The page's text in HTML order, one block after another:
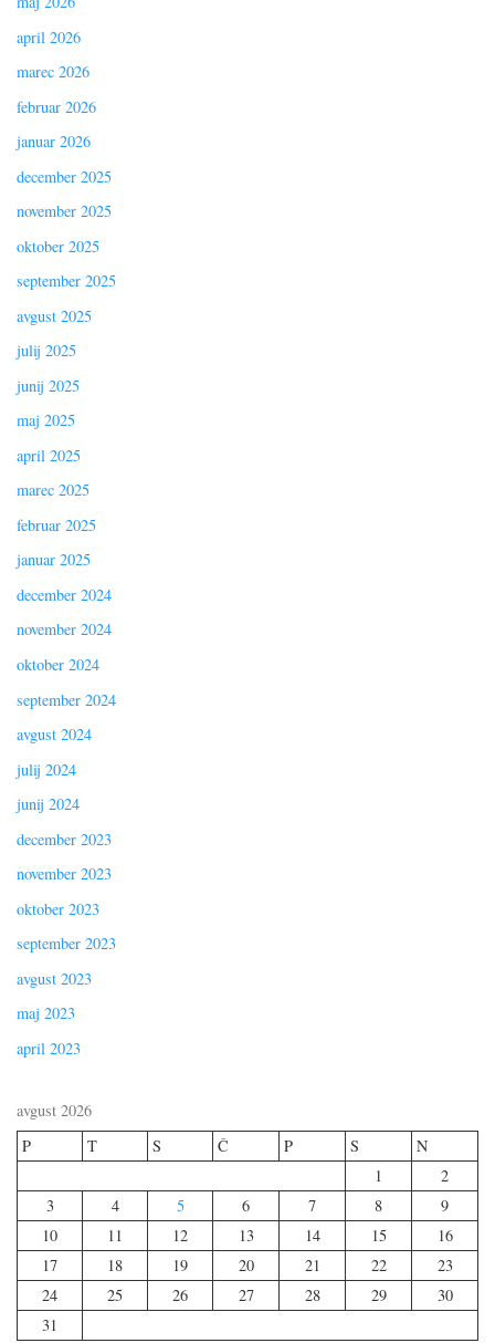
april 2026
marec 2026
februar 2026
januar 2026
december 2025
november 2025
oktober 2025
september 2025
avgust 2025
julij 2025
junij 2025
maj 2025
april 2025
marec 2025
februar 2025
januar 2025
december 2024
november 2024
oktober 2024
september 2024
avgust 2024
julij 2024
junij 2024
december 2023
november 2023
oktober 2023
september 2023
avgust 2023
maj 2023
april 2023
avgust 2026
P
T S Č P S
N
1
2
3
4 5 6 7 8
9
10
11 12 13 14 15
16
17
18 19 20 21 22
23
24
25 26 27 28 29
30
31